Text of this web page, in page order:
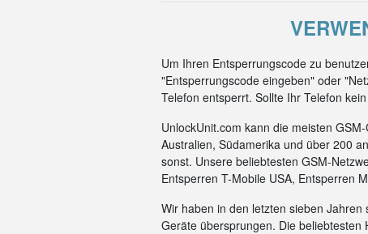
Um Ihren Entsperrungscode zu
"Entsperrungscode eingeben" oder
Telefon entsperrt. Sollte Ihr Telefon
UnlockUnit.com kann die meisten
Australien, Südamerika und über 200
sonst. Unsere beliebtesten GSM-
Entsperren T-Mobile USA, Entsperren
Wir haben in den letzten sieben
Geräte übersprungen. Die